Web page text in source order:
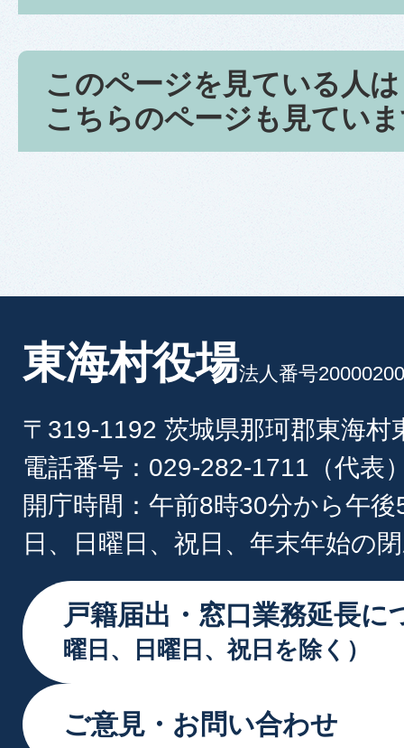
このページを見ている人は
こちらのページも見てい
東海村役場法人番号
〒319-1192 茨城県那珂郡東海村
電話番号：029-282-1711（代表
開庁時間：午前8時30分から午
日、日曜日、祝日、年末年始の
戸籍届出・窓口業務延長に
曜日、日曜日、祝日を除く）
ご意見・お問い合わせ